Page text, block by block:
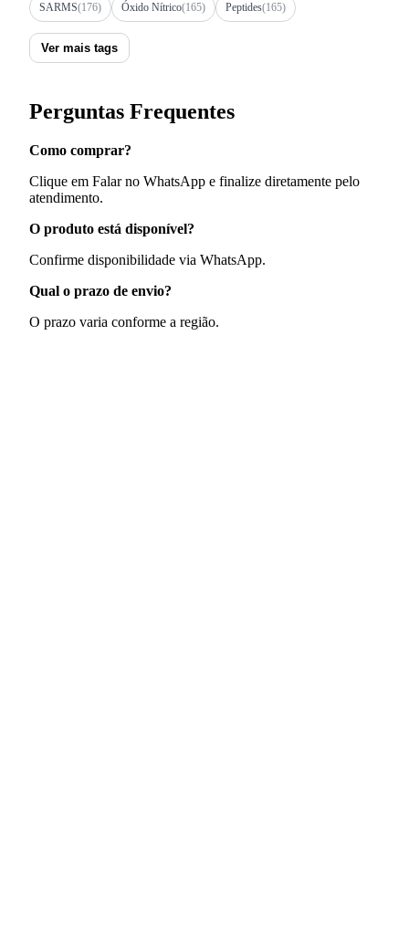
SARMS(176) Óxido Nítrico(165) Peptides(165)
Ver mais tags
Perguntas Frequentes
Como comprar?
Clique em Falar no WhatsApp e finalize diretamente pelo
atendimento.
O produto está disponível?
Confirme disponibilidade via WhatsApp.
Qual o prazo de envio?
O prazo varia conforme a região.